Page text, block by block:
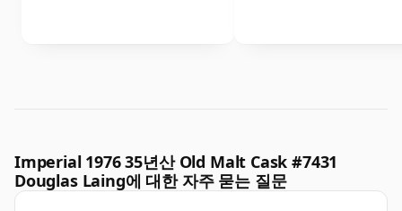
Imperial 1976 35년산 Old Malt Cask #7431
Douglas Laing에 대한 자주 묻는 질문